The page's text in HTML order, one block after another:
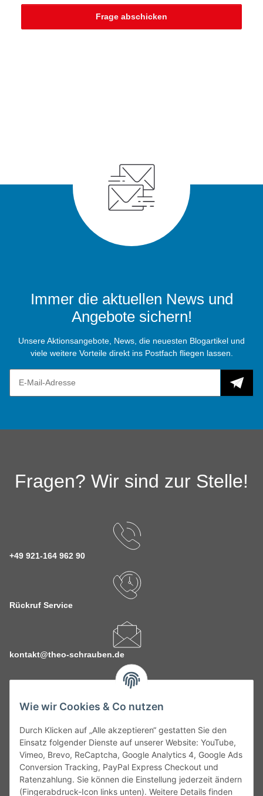
Wie wir Cookies & Co nutzen
Durch Klicken auf „Alle akzeptieren“ gestatten Sie den
Einsatz folgender Dienste auf unserer Website: YouTube,
Vimeo, Brevo, ReCaptcha, Google Analytics 4, Google Ads
Conversion Tracking, PayPal Express Checkout und
Ratenzahlung. Sie können die Einstellung jederzeit ändern
(Fingerabdruck-Icon links unten). Weitere Details finden
Frage abschicken
Immer die aktuellen News und
Angebote sichern!
Unsere Aktionsangebote, News, die neuesten Blogartikel und
viele weitere Vorteile direkt ins Postfach fliegen lassen.
Fragen? Wir sind zur Stelle!
+49 921-164 962 90
Rückruf Service
kontakt@theo-schrauben.de
Service
Gesetzliche Informationen